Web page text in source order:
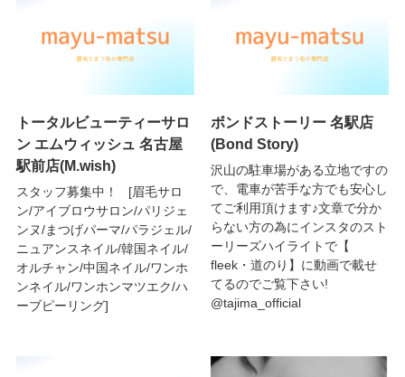
トータルビューティーサロ
ン エムウィッシュ 名古屋
駅前店(M.wish)
スタッフ募集中！ [眉毛サロ
ン/アイブロウサロン/パリジェ
ンヌ/まつげパーマ/パラジェル/
ニュアンスネイル/韓国ネイル/
オルチャン/中国ネイル/ワンホ
ンネイル/ワンホンマツエク/ハ
ーブピーリング]
ボンドストーリー 名駅店
(Bond Story)
沢山の駐車場がある立地ですの
で、電車が苦手な方でも安心し
てご利用頂けます♪文章で分か
らない方の為にインスタのスト
ーリーズハイライトで【
fleek・道のり】に動画で載せ
てるのでご覧下さい!
@tajima_official